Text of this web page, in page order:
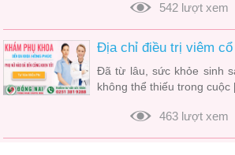
542 lượt xem
Địa chỉ điều trị viêm
Đã từ lâu, sức khỏe sinh
không thể thiếu trong cuộc
463 lượt xem